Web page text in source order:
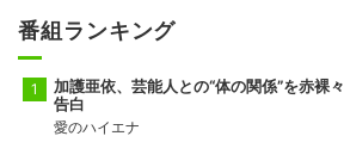
番組ランキング
加護亜依、芸能人との“体の関係”を赤裸々
告白
愛のハイエナ